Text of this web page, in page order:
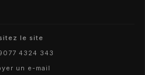
le site
4324 343
un e-mail